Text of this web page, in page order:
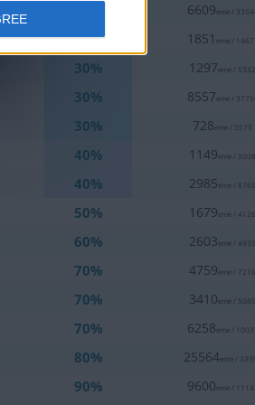
6609eme /
20% 1851 eme /
30% 1297eme / 5332
30% 8557eme /
30% 728eme / 3573
40% 1149eme / 3008
40% 2985eme / 8765
50% 1679eme / 4126
60% 2603eme / 4935
70% 4759eme / 7216
70% 3410eme / 5085
70% 6258eme /
80% 25564eme /
90% 9600eme /